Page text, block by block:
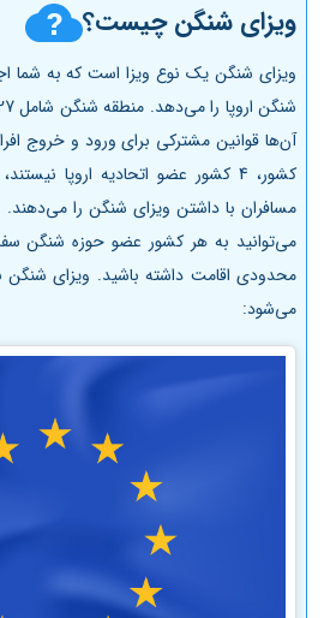
ویزای شنگن چیست؟
ویزای شنگن یک نوع ویزا است که به شما
کشور، 4 کشور عضو اتحادیه اروپا
مسافران با داشتن ویزای شنگن را می‌دهند.
می‌توانید به هر کشور عضو حوزه شنگن
محدودی اقامت داشته باشید. ویزای شنگن
می‌شود: